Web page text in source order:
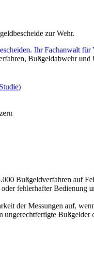
zur Wehr.
Bußgeldabwehr und
)
Bußgeldverfahren auf
fehlerhafter Bedienung
der Messungen auf,
Bußgelder